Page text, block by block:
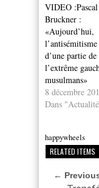
VIDEO :Pascal
Bruckner :
«Aujourd’hui,
d’une partie de
l’extrême
musulmans»
8 décembre
Dans
happywheels
RELATED ITEMS
←